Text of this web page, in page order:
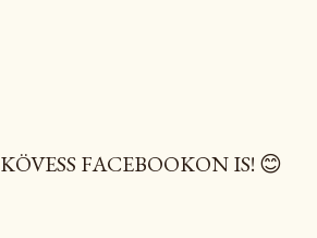
KÖVESS FACEBOOKON IS! 😊